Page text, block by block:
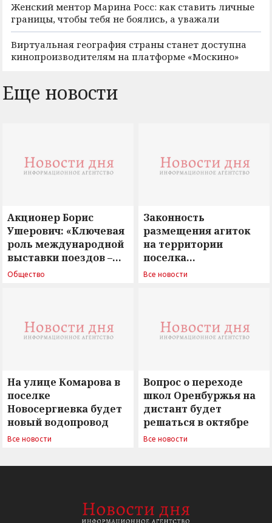
Женский ментор Марина Росс: как ставить личные
границы, чтобы тебя не боялись, а уважали
Виртуальная география страны станет доступна
кинопроизводителям на платформе «Москино»
Еще новости
Акционер Борис
Ушерович: «Ключевая
роль международной
выставки поездов –
поиск ответов на
Общество
Законность
размещения агиток
на территории
поселка
Новосергиевка
Все новости
На улице Комарова в
поселке
Новосергиевка будет
новый водопровод
Все новости
Вопрос о переходе
школ Оренбуржья на
дистант будет
решаться в октябре
Все новости